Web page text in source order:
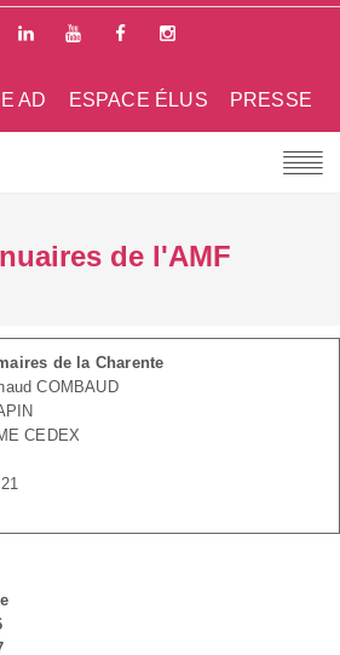
PRESSE
ESPACE ÉLUS
AD
de l'AMF
de la Charente
COMBAUD
CEDEX